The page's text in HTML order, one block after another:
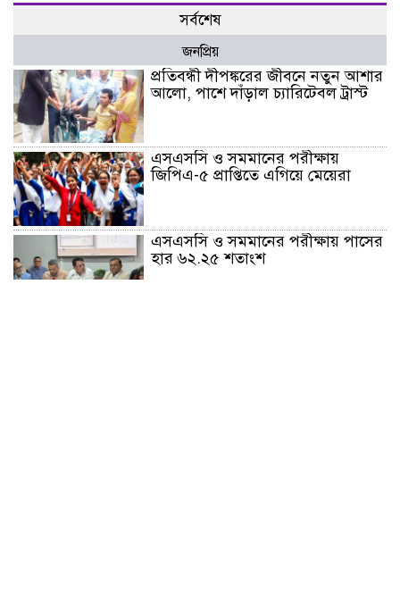
সর্বশেষ
জনপ্রিয়
প্রতিবন্ধী দীপঙ্করের জীবনে নতুন আশার
আলো, পাশে দাঁড়াল চ্যারিটেবল ট্রাস্ট
এসএসসি ও সমমানের পরীক্ষায়
জিপিএ-৫ প্রাপ্তিতে এগিয়ে মেয়েরা
এসএসসি ও সমমানের পরীক্ষায় পাসের
হার ৬২.২৫ শতাংশ